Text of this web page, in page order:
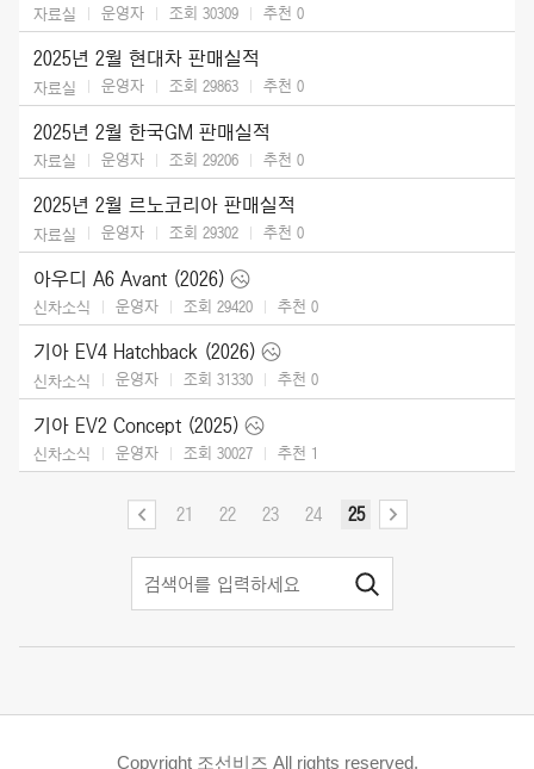
자료실 운영자 조회 30309 추천 0
2025년 2월 현대차 판매실적
자료실 운영자 조회 29863 추천 0
2025년 2월 한국GM 판매실적
자료실 운영자 조회 29206 추천 0
2025년 2월 르노코리아 판매실적
자료실 운영자 조회 29302 추천 0
아우디 A6 Avant (2026)
신차소식 운영자 조회 29420 추천 0
기아 EV4 Hatchback (2026)
신차소식 운영자 조회 31330 추천 0
기아 EV2 Concept (2025)
신차소식 운영자 조회 30027 추천 1
21 22 23 24 25
Copyright 조선비즈 All rights reserved.